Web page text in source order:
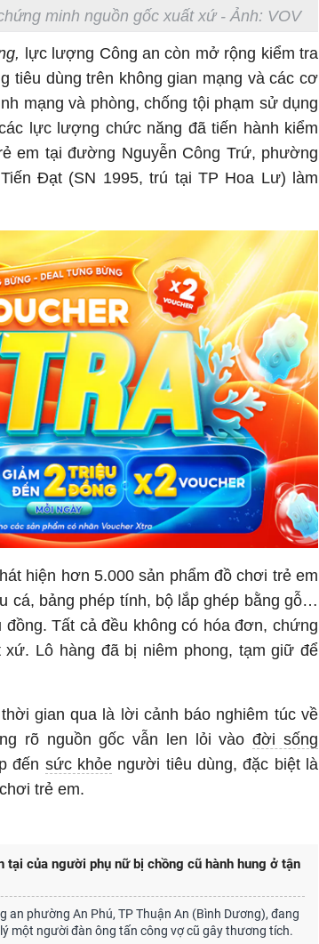
minh nguồn gốc xuất xứ - Ảnh: VOV
lực lượng Công an còn mở rộng kiểm tra
tiêu dùng trên không gian mạng và các cơ
mạng và phòng, chống tội phạm sử dụng
lực lượng chức năng đã tiến hành kiểm
em tại đường Nguyễn Công Trứ, phường
Đạt (SN 1995, trú tại TP Hoa Lư) làm
hiện hơn 5.000 sản phẩm đồ chơi trẻ em
cá, bảng phép tính, bộ lắp ghép bằng gỗ…
Tất cả đều không có hóa đơn, chứng
Lô hàng đã bị niêm phong, tạm giữ để
gian qua là lời cảnh báo nghiêm túc về
rõ nguồn gốc vẫn len lỏi vàođời sống
đến sức khỏe người tiêu dùng, đặc biệt là
trẻ em.
tại của người phụ nữ bị chồng cũ hành hung ở tận
an phường An Phú, TP Thuận An (Bình Dương), đang
lý một người đàn ông tấn công vợ cũ gây thương tích.